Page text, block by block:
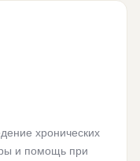
хронических
и помощь при